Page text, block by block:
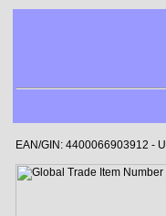
EAN/GIN: 4400066903912 -